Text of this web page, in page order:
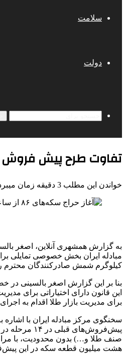
سلامت
دولت
تفاوت طرح پیش فروش سکه
خواندن این مطلب 3 دقیقه زمان میبرد
به گزارش همشهری آنلاین، اصغر
کیلوگرم شمش صادرکنندگان محترم
این قانون دارای اختیاراتی برای
برای مدیریت بازار طلا اقدام به
صنف طلا و…) بدون محدودیت، با
هشت میلیون قطعه سکه در این